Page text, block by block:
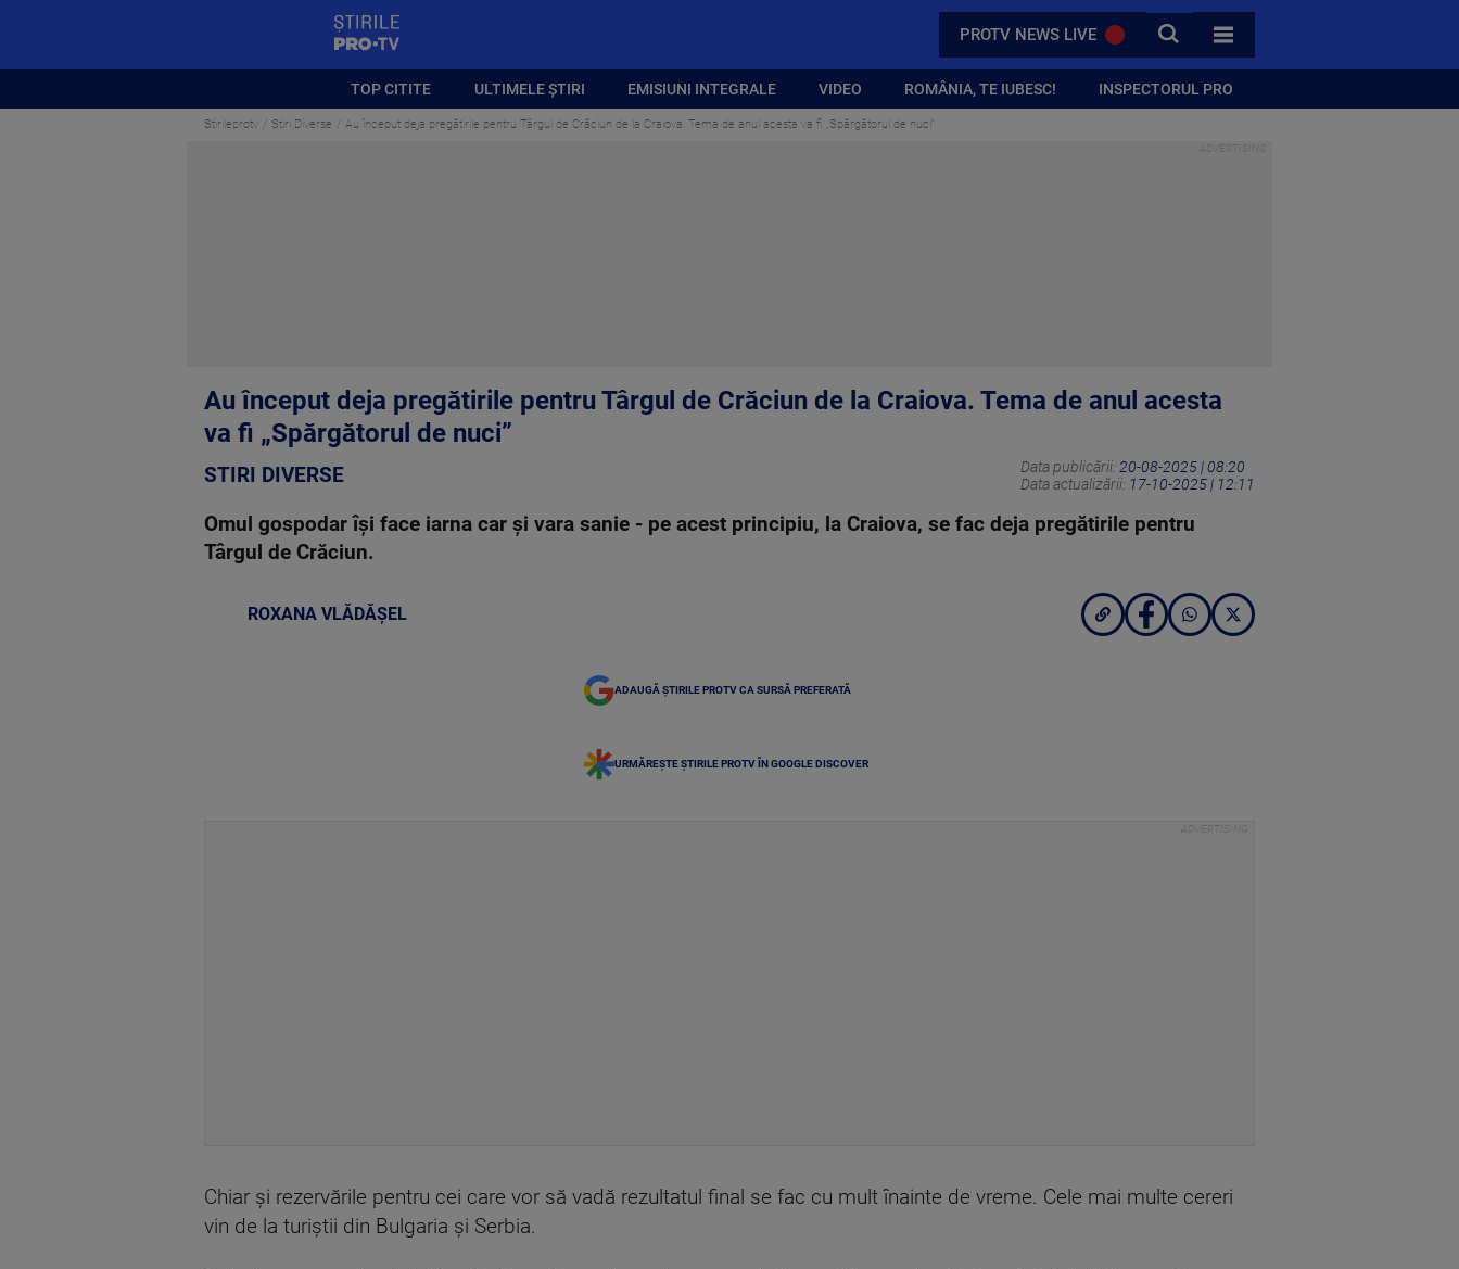
PROTV NEWS LIVE CAUTA
TOATE CATEGORIILE
TOP CITITE ULTIMELE ȘTIRI EMISIUNI INTEGRALE VIDEO ROMÂNIA, TE IUBESC! INSPECTORUL PRO
Stirileprotv Stiri Diverse Au început deja pregătirile pentru Târgul de Crăciun de la Craiova. Tema de anul acesta va fi „Spărgătorul de nuci”
Au început deja pregătirile pentru Târgul de Crăciun de la Craiova. Tema de anul acesta
va fi „Spărgătorul de nuci”
STIRI DIVERSE Data publicării: 20-08-2025 | 08:20
Data actualizării: 17-10-2025 | 12:11
Omul gospodar își face iarna car și vara sanie - pe acest principiu, la Craiova, se fac deja pregătirile pentru
Târgul de Crăciun.
ROXANA VLĂDĂȘEL
ADAUGĂ ȘTIRILE PROTV CA SURSĂ PREFERATĂ
URMĂREȘTE ȘTIRILE PROTV ÎN GOOGLE DISCOVER
Chiar și rezervările pentru cei care vor să vadă rezultatul final se fac cu mult înainte de vreme. Cele mai multe cereri
vin de la turiștii din Bulgaria și Serbia.